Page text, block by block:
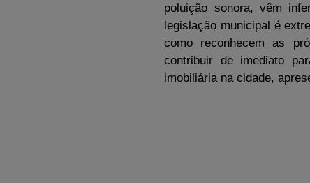
poluição sonora, vêm
legislação municipal é
como reconhecem as
contribuir de imediato
imobiliária na cidade,